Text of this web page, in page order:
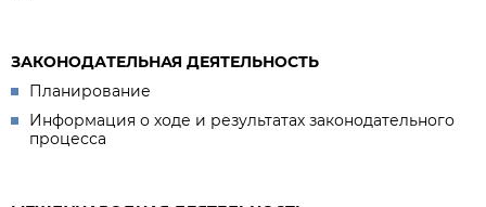
ЗАКОНОДАТЕЛЬНАЯ ДЕЯТЕЛЬНОСТЬ
Планирование
Информация о ходе и результатах законодательного
процесса